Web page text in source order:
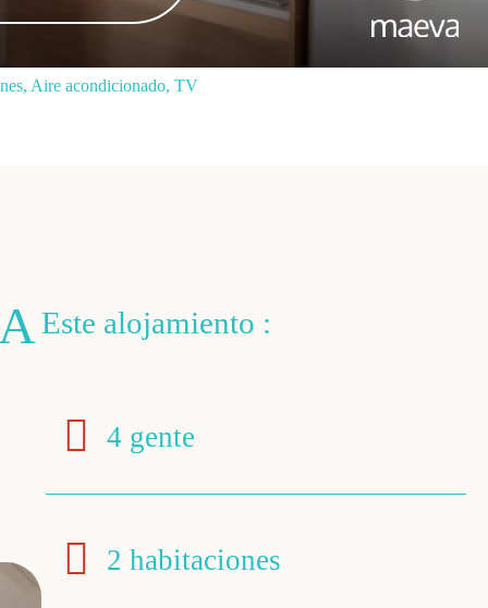
Aire acondicionado, TV
Este alojamiento :
4 gente
2 habitaciones